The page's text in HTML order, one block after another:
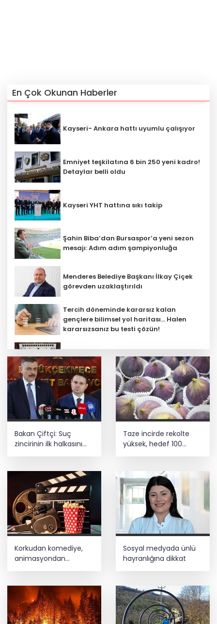
En Çok Okunan Haberler
Kayseri- Ankara hattı uyumlu çalışıyor
Emniyet teşkilatına 6 bin 250 yeni kadro!
Detaylar belli oldu
Kayseri YHT hattına sıkı takip
Şahin Biba’dan Bursaspor’a yeni sezon
mesajı: Adım adım şampiyonluğa
Menderes Belediye Başkanı İlkay Çiçek
görevden uzaklaştırıldı
Tercih döneminde kararsız kalan
gençlere bilimsel yol haritası... Halen
kararsızsanız bu testi çözün!
Çocuk adalet sisteminde yeni dönem
Üniversitelerde yeni dönem! Akademik
sahtekârlığa hapis, öğrencilere dönüş
yolu
5 ilde kuvvetli yağış, Marmara ve Ege’de
rüzgar alarmı!
kuyusu tamamladı
Bakan Çiftçi: Suç
zincirinin ilk halkasını
Taze incirde rekolte
yüksek, hedef 100
Korkudan komediye,
animasyondan
dramaya 6 yeni film
Sosyal medyada ünlü
hayranlığına dikkat